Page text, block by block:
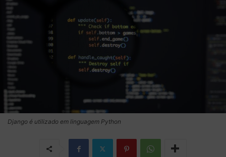
Django é utilizado em linguagem Python